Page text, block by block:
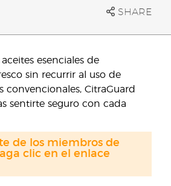
SHARE
esenciales de
sin recurrir al uso de
CitraGuard
sentirte seguro con cada
de los miembros de
clic en el enlace